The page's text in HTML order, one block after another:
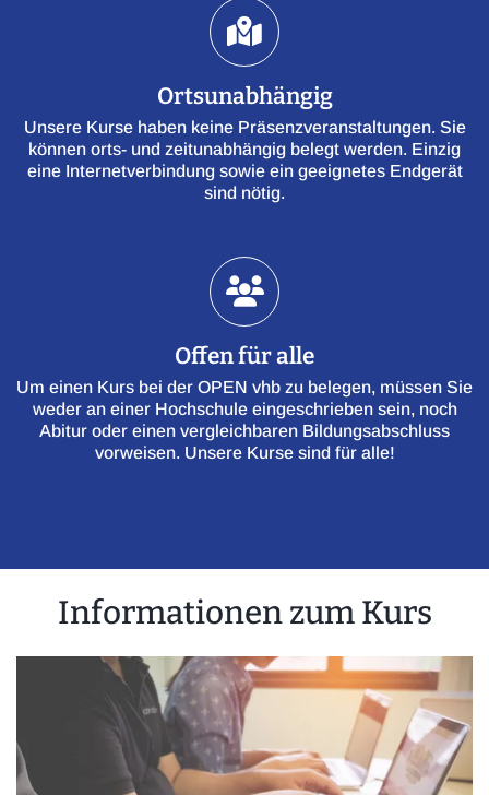
Ortsunabhängig
Unsere Kurse haben keine Präsenzveranstaltungen. Sie
können orts- und zeitunabhängig belegt werden. Einzig
eine Internetverbindung sowie ein geeignetes Endgerät
sind nötig.
Offen für alle
Um einen Kurs bei der OPEN vhb zu belegen, müssen Sie
weder an einer Hochschule eingeschrieben sein, noch
Abitur oder einen vergleichbaren Bildungsabschluss
vorweisen. Unsere Kurse sind für alle!
Einleitung
Informationen zum Kurs